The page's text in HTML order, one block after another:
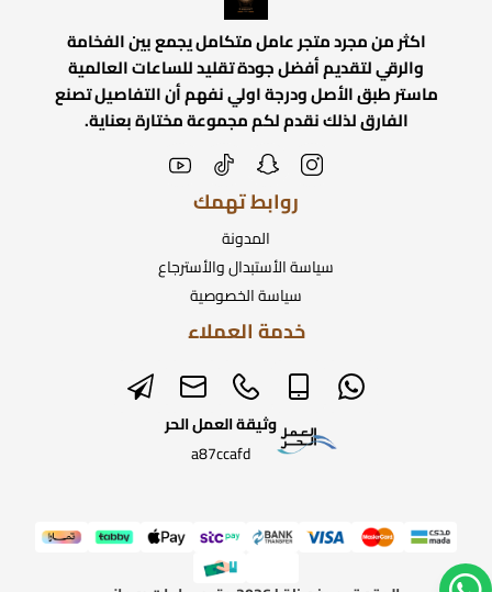
اكثر من مجرد متجر عامل متكامل يجمع بين الفخامة
والرقي لتقديم أفضل جودة تقليد للساعات العالمية
ماستر طبق الأصل ودرجة اولي نفهم أن التفاصيل تصنع
الفارق لذلك نقدم لكم مجموعة مختارة بعناية.
روابط تهمك
المدونة
سياسة الأستبدال والأسترجاع
سياسة الخصوصية
خدمة العملاء
وثيقة العمل الحر
a87ccafd